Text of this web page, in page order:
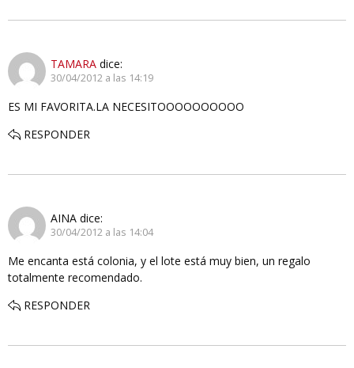
TAMARA dice:
30/04/2012 a las 14:19
ES MI FAVORITA.LA NECESITOOOOOOOOOO
RESPONDER
AINA dice:
30/04/2012 a las 14:04
Me encanta está colonia, y el lote está muy bien, un regalo
totalmente recomendado.
RESPONDER